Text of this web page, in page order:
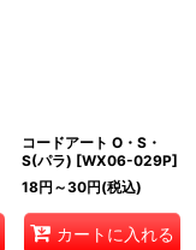
コードアート O・S・
S(パラ) [WX06-029P]
18円 ～30円(税込)
カートに入れる